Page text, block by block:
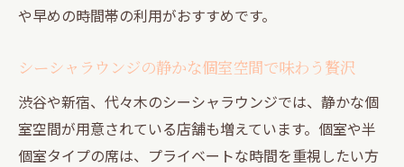
や早めの時間帯の利用がおすすめです。
シーシャラウンジの静かな個室空間で味わう贅沢
渋谷や新宿、代々木のシーシャラウンジでは、静かな個
室空間が用意されている店舗も増えています。個室や半
個室タイプの席は、プライベートな時間を重視したい方